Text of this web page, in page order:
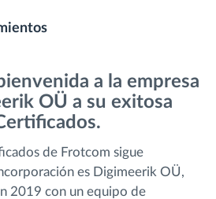
de rutas
del conductor
a la empresa
OÜ a su exitosa
de Frotcom sigue
es Digimeerik OÜ,
2019 con un equipo de